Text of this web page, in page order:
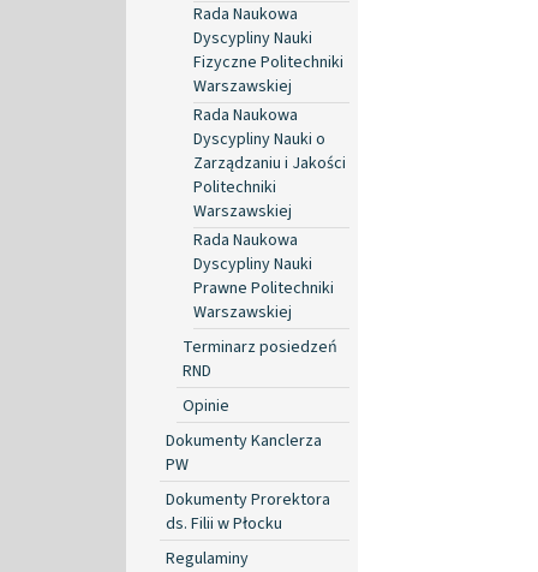
Rada Naukowa
Dyscypliny Nauki
Fizyczne Politechniki
Warszawskiej
Rada Naukowa
Dyscypliny Nauki o
Zarządzaniu i Jakości
Politechniki
Warszawskiej
Rada Naukowa
Dyscypliny Nauki
Prawne Politechniki
Warszawskiej
Terminarz posiedzeń
RND
Opinie
Dokumenty Kanclerza
PW
Dokumenty Prorektora
ds. Filii w Płocku
Regulaminy